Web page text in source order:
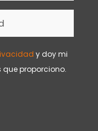
y doy mi
proporciono.